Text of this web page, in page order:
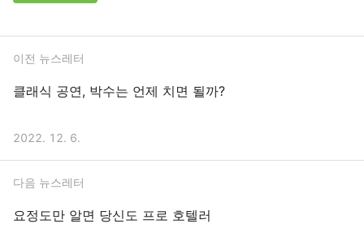
이전 뉴스레터
클래식 공연, 박수는 언제 치면 될까?
2022. 12. 6.
다음 뉴스레터
요정도만 알면 당신도 프로 호텔러